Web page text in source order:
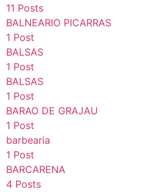
11 Posts
BALNEARIO PICARRAS
1 Post
BALSAS
1 Post
BALSAS
1 Post
BARAO DE GRAJAU
1 Post
barbearia
1 Post
BARCARENA
4 Posts